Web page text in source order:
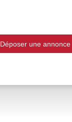
Déposer une annonce